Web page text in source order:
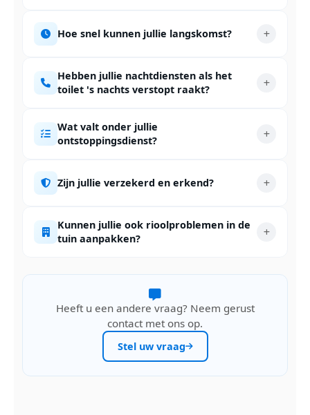
Hoe snel kunnen jullie langskomst?
Hebben jullie nachtdiensten als het
toilet 's nachts verstopt raakt?
Wat valt onder jullie
ontstoppingsdienst?
Zijn jullie verzekerd en erkend?
Kunnen jullie ook rioolproblemen in de
tuin aanpakken?
Heeft u een andere vraag? Neem gerust
contact met ons op.
Stel uw vraag